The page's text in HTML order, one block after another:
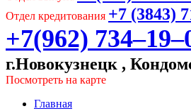
Отдел кредитования +7 (3843)
+7(962)
г.Новокузнецк ,
Посмотреть на карте
Главная